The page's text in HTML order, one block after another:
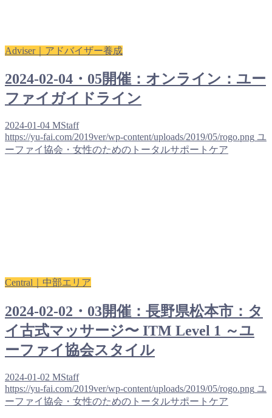
Adviser｜アドバイザー養成
2024-02-04・05開催：オンライン：ユー
ファイガイドライン
2024-01-04 MStaff
https://yu-fai.com/2019ver/wp-content/uploads/2019/05/rogo.png ユ
ーファイ協会・女性のためのトータルサポートケア
Central｜中部エリア
2024-02-02・03開催：長野県松本市：タ
イ古式マッサージ〜 ITM Level 1 ～ユ
ーファイ協会スタイル
2024-01-02 MStaff
https://yu-fai.com/2019ver/wp-content/uploads/2019/05/rogo.png ユ
ーファイ協会・女性のためのトータルサポートケア